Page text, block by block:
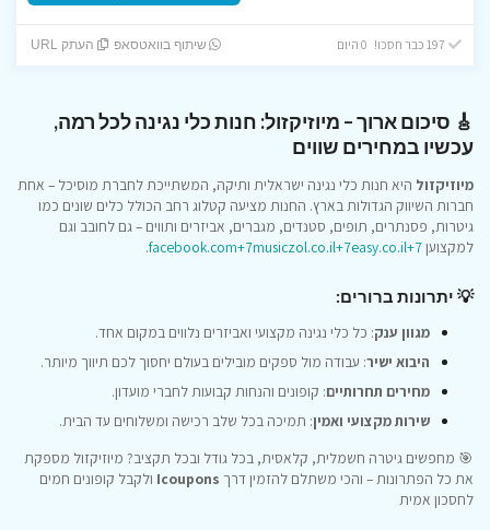
שיתוף בוואטסאפ העתק URL
🎸 סיכום ארוך – מיוזיקזול: חנות כלי נגינה לכל רמה,
עכשיו במחירים שווים
מיוזיקזול היא חנות כלי נגינה ישראלית ותיקה, המשתייכת לחברת מוסיכל – אחת
חברות השיווק הגדולות בארץ. החנות מציעה קטלוג רחב הכולל כלים שונים כמו
גיטרות, פסנתרים, תופים, סטנדים, מגברים, אביזרים ותווים – גם לחובב וגם
למקצוען
facebook.com+7musiczol.co.il+7easy.co.il+7
.
💡 יתרונות ברורים:
מגוון ענק: כל כלי נגינה מקצועי ואביזרים נלווים במקום אחד.
היבוא ישיר: עבודה מול ספקים מובילים בעולם יחסוך לכם תיווך מיותר.
מחירים תחרותיים: קופונים והנחות קבועות לחברי מועדון.
שירות מקצועי ואמין: תמיכה בכל שלב רכישה ומשלוחים עד הבית.
🎯 מחפשים גיטרה חשמלית, קלאסית, בכל גודל ובכל תקציב? מיוזיקזול מספקת
את כל הפתרונות – והכי משתלם להזמין דרך Icoupons ולקבל קופונים חמים
לחסכון אמית